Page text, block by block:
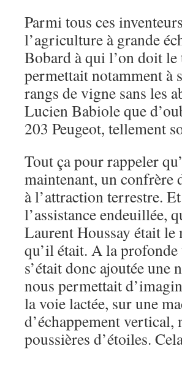
Parmi tous ces
l’agriculture à grande
Bobard à qui l’on doit
permettait notamment à
rangs de vigne sans les
Lucien Babiole que
203 Peugeot, tellement
Tout ça pour rappeler
maintenant, un confrère
à l’attraction terrestre.
l’assistance endeuillée,
Laurent Houssay était
qu’il était. A la
s’était donc ajoutée
nous permettait
la voie lactée, sur une
d’échappement
poussières d’étoiles.